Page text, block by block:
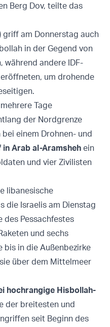
Berg Dov, teilte das
griff am Donnerstag auch
in der Gegend von
während andere IDF-
um drohende
Tage
der Nordgrenze
einem Drohnen- und
Arab al-Aramsheh ein
und vier Zivilisten
libanesische
die Israelis am Dienstag
des Pessachfestes
und sechs
bis in die Außenbezirke
über dem Mittelmeer
hochrangige Hisbollah-
der breitesten und
seit Beginn des